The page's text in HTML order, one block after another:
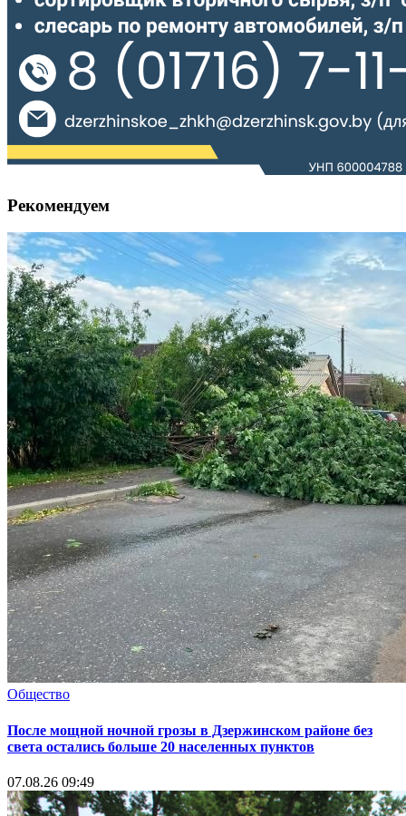
Рекомендуем
Общество
После мощной ночной грозы в Дзержинском районе без
света остались больше 20 населенных пунктов
07.08.26 09:49